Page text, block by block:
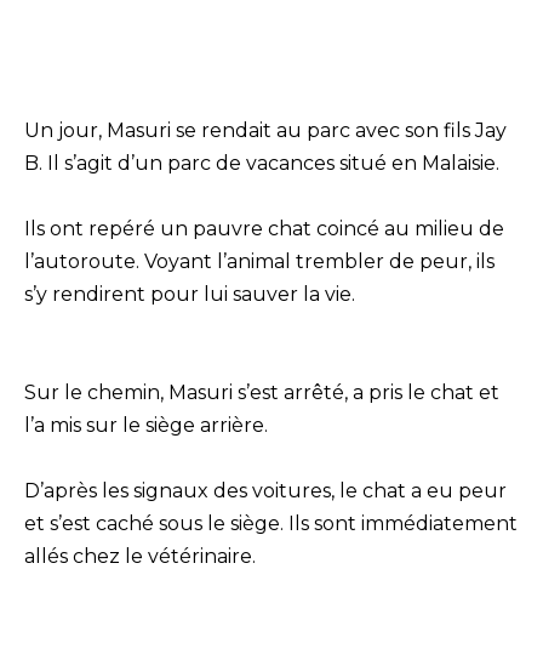
Un jour, Masuri se rendait au parc avec son fils Jay
B. Il s’agit d’un parc de vacances situé en Malaisie.
Ils ont repéré un pauvre chat coincé au milieu de
l’autoroute. Voyant l’animal trembler de peur, ils
s’y rendirent pour lui sauver la vie.
Sur le chemin, Masuri s’est arrêté, a pris le chat et
l’a mis sur le siège arrière.
D’après les signaux des voitures, le chat a eu peur
et s’est caché sous le siège. Ils sont immédiatement
allés chez le vétérinaire.